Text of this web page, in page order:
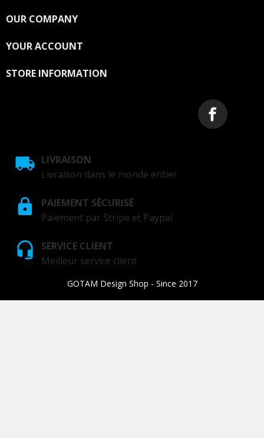
OUR COMPANY
YOUR ACCOUNT
STORE INFORMATION
LIVRAISON
Livraison dans le monde entier
PAIEMENT SÉCURISÉ
Paiement par Stripe et Paypal
SERVICE CLIENT
Meilleur service client
GOTAM Design Shop - Since 2017